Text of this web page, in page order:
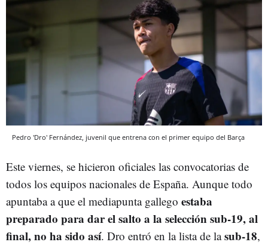
Pedro 'Dro' Fernández, juvenil que entrena con el primer equipo del Barça
Este viernes, se hicieron oficiales las convocatorias de
todos los equipos nacionales de España. Aunque todo
apuntaba a que el mediapunta gallego estaba
preparado para dar el salto a la selección sub-19, al
final, no ha sido así. Dro entró en la lista de lasub-18,